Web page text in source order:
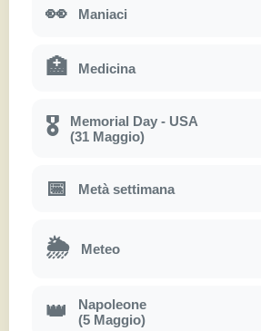
👀 Maniaci
🏥 Medicina
🎖
Memorial Day - USA
(31 Maggio)
📅 Metà settimana
🌦 Meteo
👑
Napoleone
(5 Maggio)